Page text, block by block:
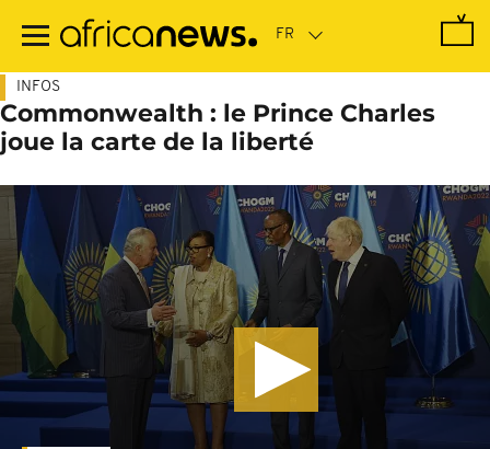
contenu
INFOS
Commonwealth : le Prince Charles
joue la carte de la liberté